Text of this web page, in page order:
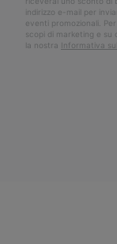
indirizzo e-mail per
eventi promozionali.
scopi di marketing e su
la nostra Informativa